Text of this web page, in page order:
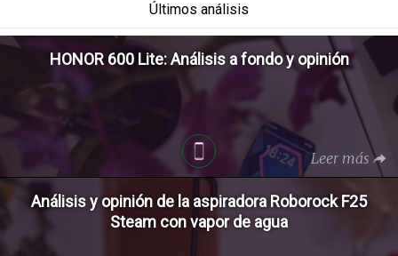
Últimos análisis
HONOR 600 Lite: Análisis a fondo y opinión
Leer más
Análisis y opinión de la aspiradora Roborock F25
Steam con vapor de agua